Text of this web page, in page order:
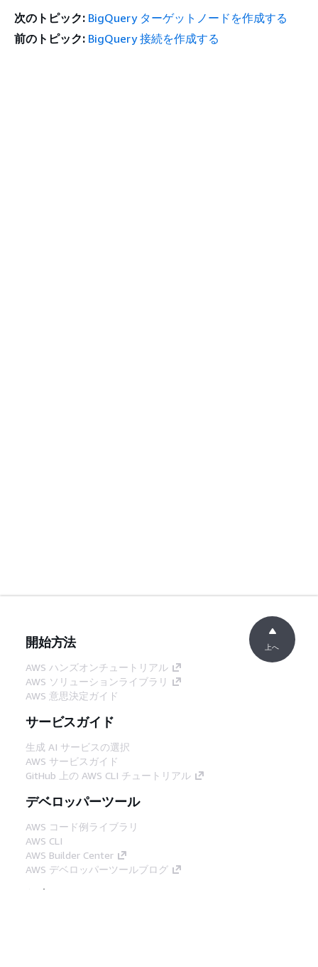
次のトピック: BigQuery ターゲットノードを作成する
前のトピック: BigQuery 接続を作成する
開始方法
AWS ハンズオンチュートリアル
AWS ソリューションライブラリ
AWS 意思決定ガイド
サービスガイド
生成 AI サービスの選択
AWS サービスガイド
GitHub 上の AWS CLI チュートリアル
デベロッパーツール
AWS コード例ライブラリ
AWS CLI
AWS Builder Center
AWS デベロッパーツールブログ
役立つリンク
上へ